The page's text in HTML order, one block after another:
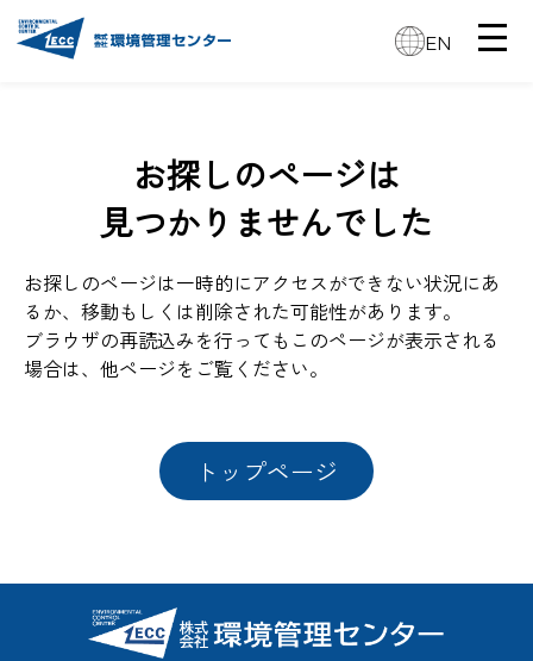
EN
お探しのページは
見つかりませんでした
お探しのページは一時的にアクセスができない状況にあ
るか、移動もしくは削除された可能性があります。
ブラウザの再読込みを行ってもこのページが表示される
場合は、他ページをご覧ください。
トップページ